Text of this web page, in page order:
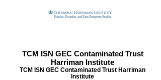
TCM ISN GEC Contaminated Trust
Harriman Institute
TCM ISN GEC Contaminated Trust Harriman
Institute